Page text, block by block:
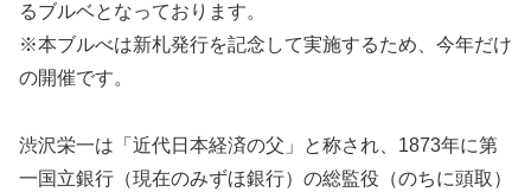
るブルベとなっております。
※本ブルべは新札発行を記念して実施するため、今年だけ
の開催です。
渋沢栄一は「近代日本経済の父」と称され、1873年に第
一国立銀行（現在のみずほ銀行）の総監役（のちに頭取）